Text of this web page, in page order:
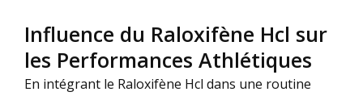
Influence du Raloxifène Hcl sur
les Performances Athlétiques
En intégrant le Raloxifène Hcl dans une routine